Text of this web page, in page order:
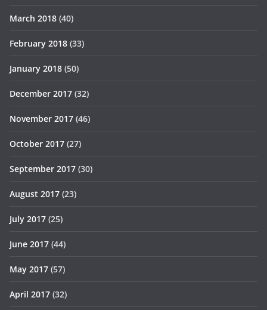
March 2018 (40)
February 2018 (33)
January 2018 (50)
December 2017 (32)
November 2017 (46)
October 2017 (27)
September 2017 (30)
August 2017 (23)
July 2017 (25)
June 2017 (44)
May 2017 (57)
April 2017 (32)